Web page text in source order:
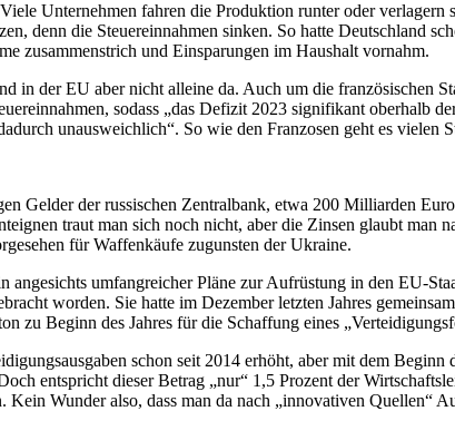
Unternehmen fahren die Produktion runter oder
denn die Steuereinnahmen sinken. So hatte Deutschland
zusammenstrich und Einsparungen im Haushalt vornahm.
in der EU aber nicht alleine da. Auch um die französischen
sodass „das Defizit 2023 signifikant oberhalb
unausweichlich“. So wie den Franzosen geht es
Gelder der russischen Zentralbank, etwa 200 Milliarden
traut man sich noch nicht, aber die Zinsen glaubt
für Waffenkäufe zugunsten der Ukraine.
angesichts umfangreicher Pläne zur Aufrüstung in den EU-
worden. Sie hatte im Dezember letzten Jahres
zu Beginn des Jahres für die Schaffung eines
schon seit 2014 erhöht, aber mit dem
entspricht dieser Betrag „nur“ 1,5 Prozent der
Wunder also, dass man da nach „innovativen Quellen“